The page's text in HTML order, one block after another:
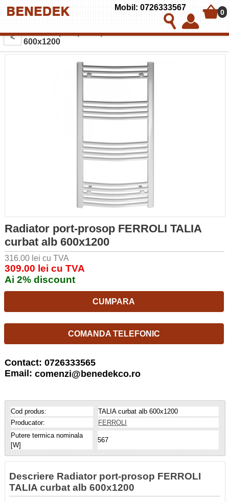
Mobil: 0726333567
0
<
Radiator port-prosop FERROLI TALIA curbat alb
600x1200
Radiator port-prosop FERROLI TALIA
curbat alb 600x1200
316.00 lei cu TVA
309.00 lei cu TVA
Ai 2% discount
CUMPARA
COMANDA TELEFONIC
Contact: 0726333565
Email: comenzi@benedekco.ro
Cod produs:
TALIA curbat alb 600x1200
Producator:
FERROLI
Putere termica nominala
[W]
567
Descriere Radiator port-prosop FERROLI
TALIA curbat alb 600x1200